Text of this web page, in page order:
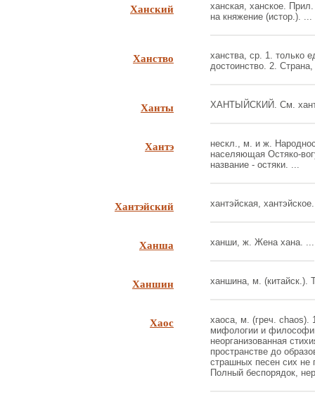
Ханский
ханская, ханское.
на княжение (истор.). ...
Ханство
ханства, ср. 1. только
достоинство. 2.
Ханты ХАНТЫЙСКИЙ. См.
Хантэ
нескл., м. и ж.
населяющая Остяко-
название - остяки. ...
Хантэйский хантэйская,
Ханша ханши, ж. Жена хана. ...
Ханшин ханшина, м. (китайск.).
Хаос
хаоса, м. (греч. chaos).
мифологии и
неорганизованная
пространстве до
страшных песен сих не
Полный беспорядок,